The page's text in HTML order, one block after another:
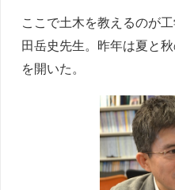
ここで土木を教えるのが
田岳史先生。昨年は夏と
を開いた。